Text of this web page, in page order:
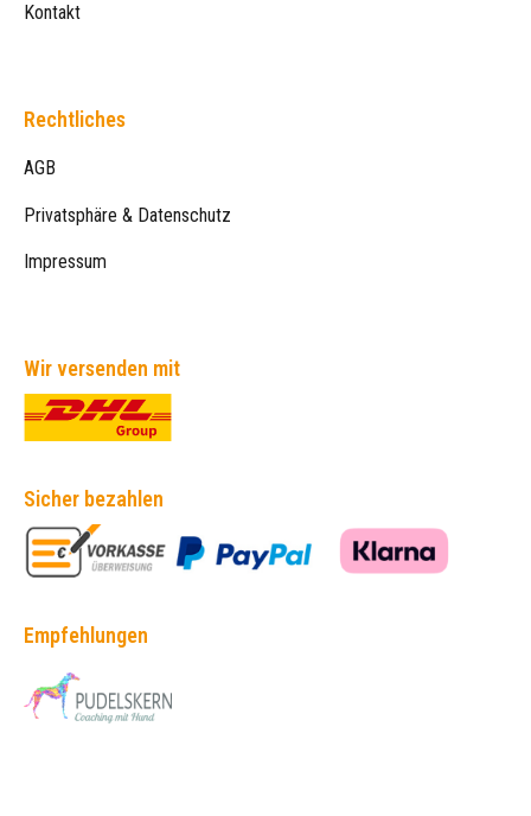
Kontakt
Rechtliches
AGB
Privatsphäre & Datenschutz
Impressum
Wir versenden mit
Sicher bezahlen
Empfehlungen